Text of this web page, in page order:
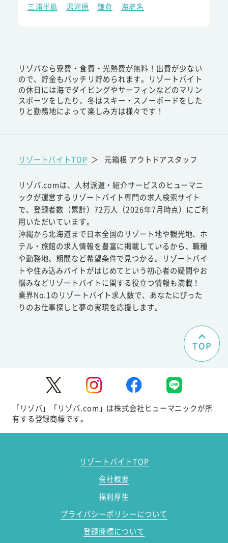
三浦半島
湯河原 鎌倉 海老名
リゾバなら寮費・食費・光熱費が無料！出費が少ない
ので、貯金もバッチリ貯められます。リゾートバイト
の休日には海でダイビングやサーフィンなどのマリン
スポーツをしたり、冬はスキー・スノーボードをした
りと勤務地によって楽しみ方は様々です！
リゾートバイトTOP ＞ 元箱根 アウトドアスタッフ
リゾバ.comは、人材派遣・紹介サービスのヒューマニ
ックが運営するリゾートバイト専門の求人検索サイト
で、登録者数（累計）72万人（2026年7月時点）にご利
用いただいています。
沖縄から北海道まで日本全国のリゾート地や観光地、ホ
テル・旅館の求人情報を豊富に掲載しているから、職種
や勤務地、期間など希望条件で見つかる。リゾートバイ
トや住み込みバイトがはじめてという初心者の疑問やお
悩みなどリゾートバイトに関する役立つ情報も満載！
業界No.1のリゾートバイト求人数で、あなたにぴった
りのお仕事探しと夢の実現を応援します。
TOP
「リゾバ」「リゾバ.com」は株式会社ヒューマニックが所
有する登録商標です。
リゾートバイトTOP
会社概要
福利厚生
プライバシーポリシーについて
登録商標について